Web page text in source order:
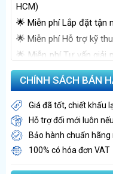
HCM)
🌟 Miễn phí Lắp đặt tận
🌟 Miễn phí Hỗ trợ kỹ
🌟 Miễn phí Tư vấn giải
nghề
CHÍNH SÁCH BÁN
Giá đã tốt, chiết khấu
Hỗ trợ đổi mới luôn
Bảo hành chuẩn
100% có hóa đơn VAT